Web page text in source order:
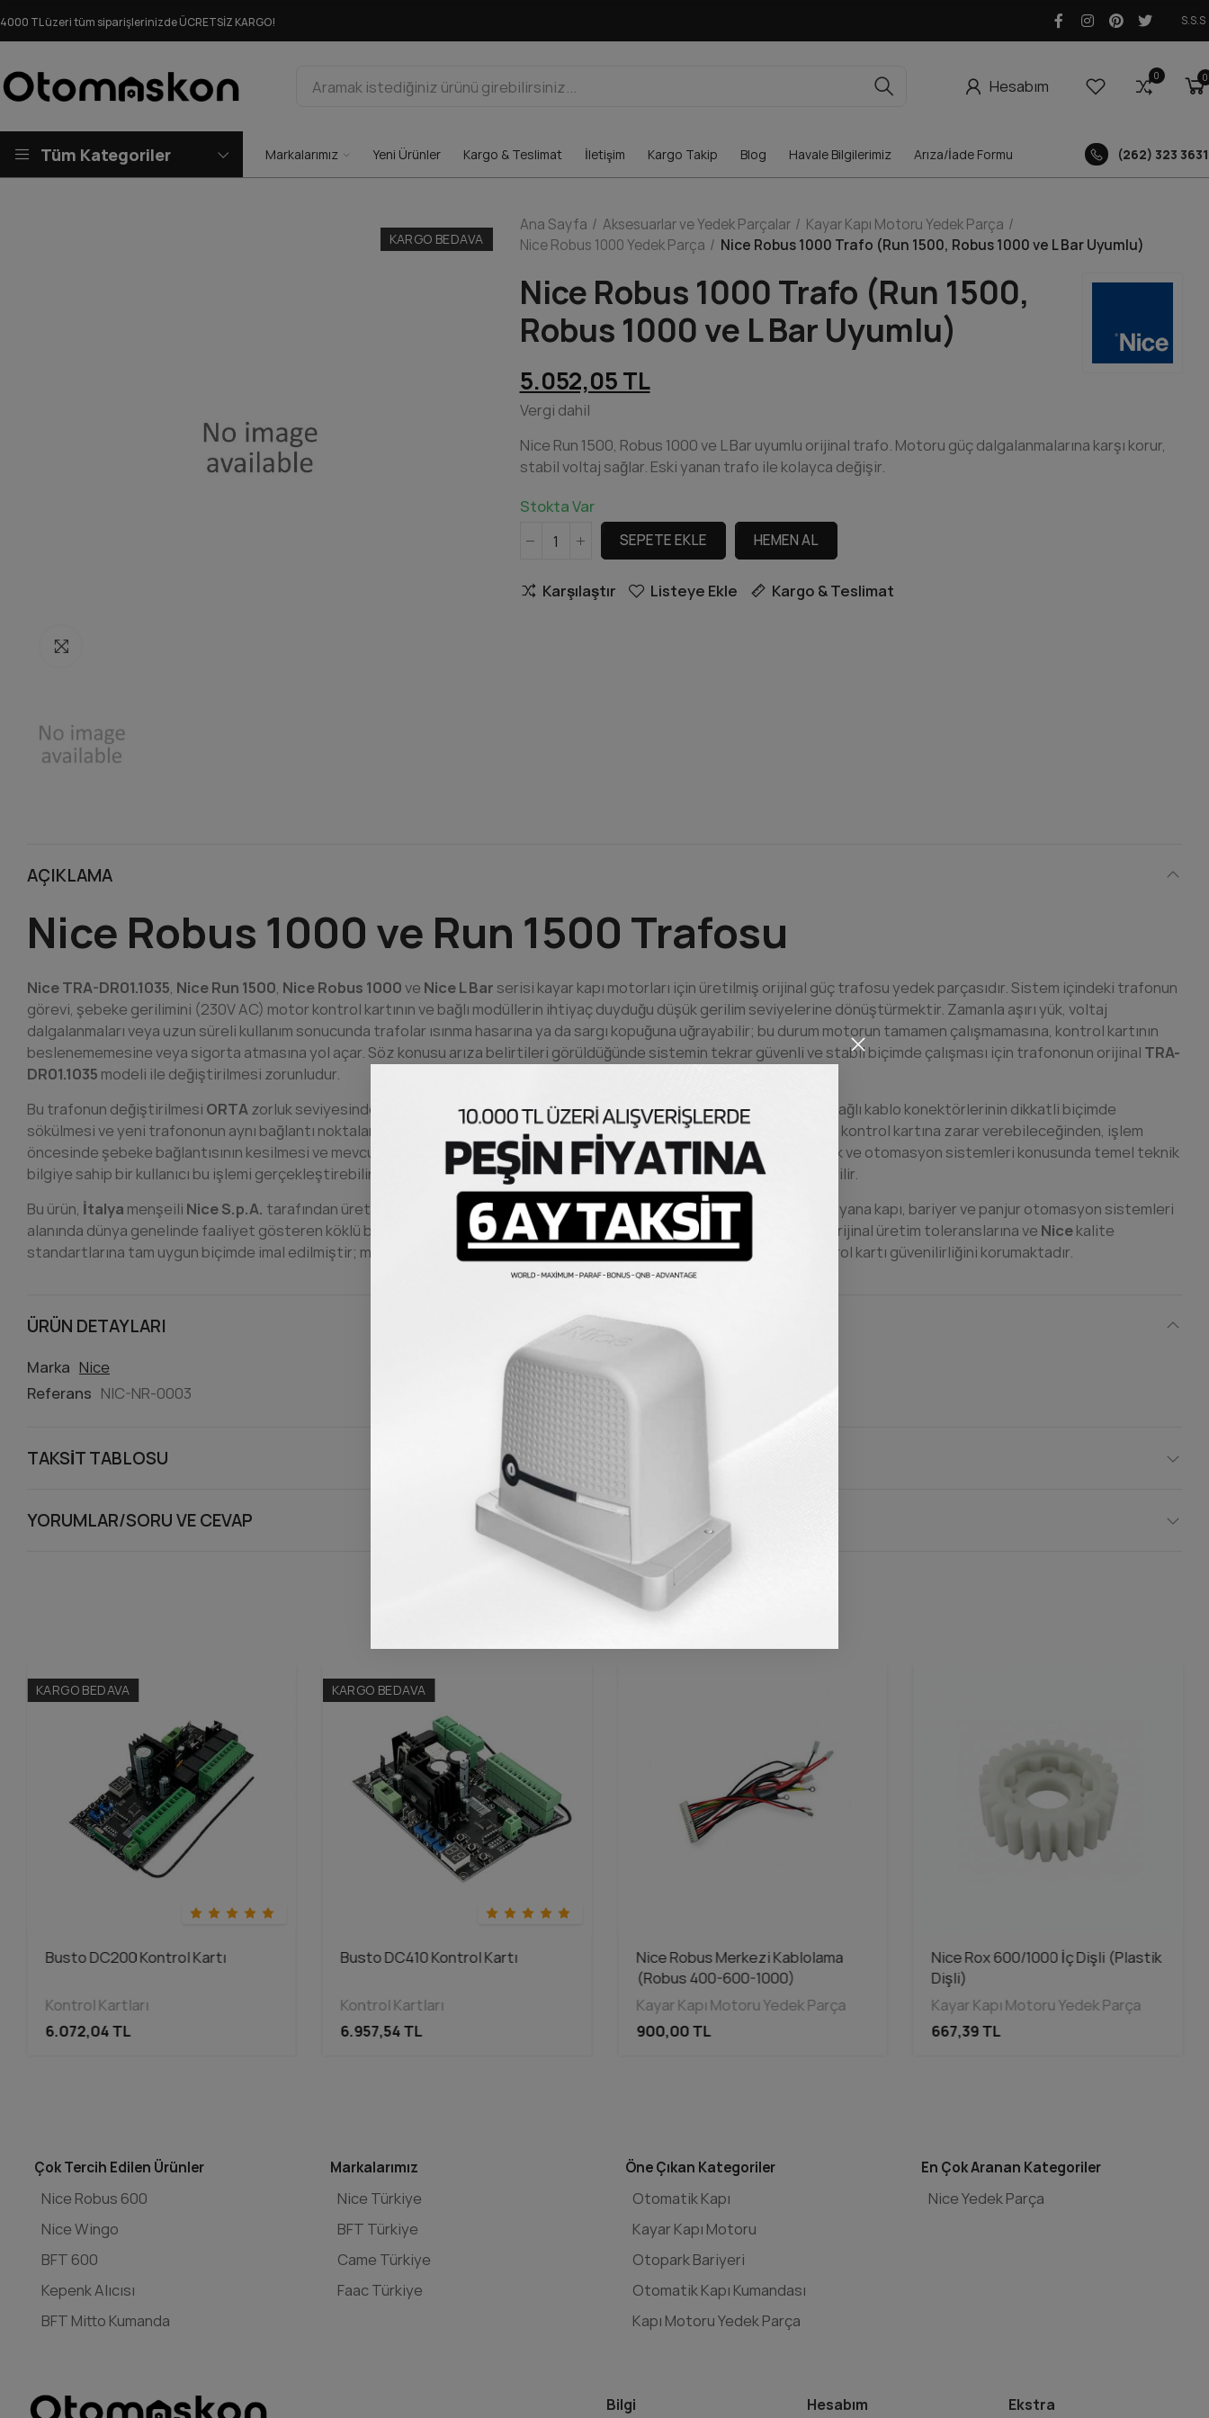
4000 TL üzeri tüm siparişlerinizde ÜCRETSİZ KARGO! S.S.S
Hesabım
0 0
Tüm Kategoriler Markalarımız Yeni Ürünler Kargo & Teslimat İletişim Kargo Takip Blog Havale Bilgilerimiz Arıza/İade Formu (262) 323 3631
KARGO BEDAVA
Ana Sayfa Aksesuarlar ve Yedek Parçalar
Kayar Kapı Motoru Yedek Parça
Nice Robus 1000 Yedek Parça
Nice Robus 1000 Trafo (Run 1500, Robus 1000 ve L Bar Uyumlu)
Nice Robus 1000 Trafo (Run 1500,
Robus 1000 ve L Bar Uyumlu)
5.052,05 TL
Vergi dahil
Nice Run 1500, Robus 1000 ve L Bar uyumlu orijinal trafo. Motoru güç dalgalanmalarına karşı korur,
stabil voltaj sağlar. Eski yanan trafo ile kolayca değişir.
Stokta Var
SEPETE EKLE HEMEN AL
Karşılaştır Listeye Ekle Kargo & Teslimat
AÇIKLAMA
Nice Robus 1000 ve Run 1500 Trafosu
Nice TRA-DR01.1035, Nice Run 1500, Nice Robus 1000ve Nice L Bar serisi kayar kapı motorları için üretilmiş orijinal güç trafosu yedek parçasıdır. Sistem içindeki trafonun
görevi, şebeke gerilimini (230V AC) motor kontrol kartının ve bağlı modüllerin ihtiyaç duyduğu düşük gerilim seviyelerine dönüştürmektir. Zamanla aşırı yük, voltaj
dalgalanmaları veya uzun süreli kullanım sonucunda trafolar ısınma hasarına ya da sargı kopuğuna uğrayabilir; bu durum motorun tamamen çalışmamasına, kontrol kartının
beslenememesine veya sigorta atmasına yol açar. Söz konusu arıza belirtileri görüldüğünde sistemin tekrar güvenli ve stabil biçimde çalışması için trafononun orijinal TRA-
DR01.1035 modeli ile değiştirilmesi zorunludur.
Bu trafonun değiştirilmesi ORTAzorluk seviyesinde bir işlemdir. Montaj için motor gövdesinin açılması, mevcut trafoya bağlı kablo konektörlerinin dikkatli biçimde
sökülmesi ve yeni trafononun aynı bağlantı noktalarına doğru polariteyle takılması gerekmektedir. Hatalı kablo bağlantısı kontrol kartına zarar verebileceğinden, işlem
öncesinde şebeke bağlantısının kesilmesi ve mevcut kablo düzeninin fotoğraflanarak belgelenmesi tavsiye edilir. Elektrik ve otomasyon sistemleri konusunda temel teknik
bilgiye sahip bir kullanıcı bu işlemi gerçekleştirebilir; ancak deneyimsiz kullanıcılar için yetkili servis desteği alınması önerilir.
Bu ürün, İtalya menşeili Nice S.p.A. tarafından üretilmiş tamamen orijinal (OEM) bir yedek parçadır.Nice, 1993 yılından bu yana kapı, bariyer ve panjur otomasyon sistemleri
alanında dünya genelinde faaliyet gösteren köklü bir İtalyan markasıdır.TRA-DR01.1035kodu ile kataloglanan bu trafo, orijinal üretim toleranslarına ve Nicekalite
standartlarına tam uygun biçimde imal edilmiştir; muadil veya yan sanayi trafo kullanımının aksine sistem ömrünü ve kontrol kartı güvenilirliğini korumaktadır.
ÜRÜN DETAYLARI
Marka Nice
Referans NIC-NR-0003
TAKSIT TABLOSU
YORUMLAR/SORU VE CEVAP
Aynı Kategoride Ürünler
KARGO BEDAVA
Busto DC200 Kontrol Kartı
Kontrol Kartları
6.072,04 TL
KARGO BEDAVA
Busto DC410 Kontrol Kartı
Kontrol Kartları
6.957,54 TL
Nice Robus Merkezi Kablolama
(Robus 400-600-1000)
Kayar Kapı Motoru Yedek Parça
900,00 TL
Nice Rox 600/1000 İç Dişli (Plastik
Dişli)
Kayar Kapı Motoru Yedek Parça
667,39 TL
Çok Tercih Edilen Ürünler
Nice Robus 600
Nice Wingo
BFT 600
Kepenk Alıcısı
BFT Mitto Kumanda
Markalarımız
Nice Türkiye
BFT Türkiye
Came Türkiye
Faac Türkiye
Öne Çıkan Kategoriler
Otomatik Kapı
Kayar Kapı Motoru
Otopark Bariyeri
Otomatik Kapı Kumandası
Kapı Motoru Yedek Parça
En Çok Aranan Kategoriler
Nice Yedek Parça
Bilgi Hesabım Ekstra